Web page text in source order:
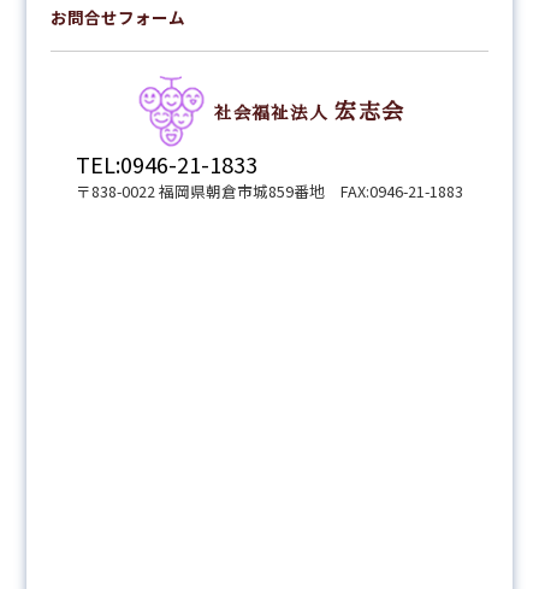
お問合せフォーム
社会福祉法人 宏志会
TEL:0946-21-1833
〒838-0022 福岡県朝倉市城859番地 FAX:0946-21-1883